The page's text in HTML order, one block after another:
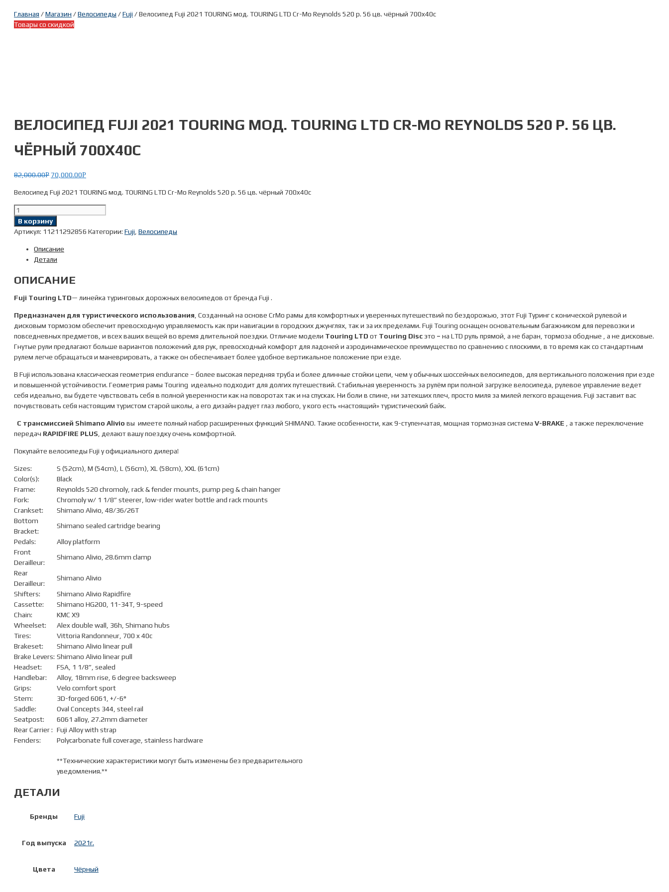
Главная /Магазин /Велосипеды /Fuji / Велосипед Fuji 2021 TOURING мод. TOURING LTD Cr-Mo Reynolds 520 р. 56 цв. чёрный 700x40c
Товары со скидкой
ВЕЛОСИПЕД FUJI 2021 TOURING МОД. TOURING LTD CR-MO REYNOLDS 520 Р. 56 ЦВ.
ЧЁРНЫЙ 700X40C
82,000.00Р 70,000.00Р
Велосипед Fuji 2021 TOURING мод. TOURING LTD Cr-Mo Reynolds 520 р. 56 цв. чёрный 700x40c
Количество
товара
Велосипед
2021
TOURING
TOURING
Cr-
Mo
Reynolds
520
р.
56
чёрный
700x40c
В корзину
Артикул: 11211292856 Категории: Fuji Велосипеды
Описание
Детали
ОПИСАНИЕ
Fuji Touring LTD— линейка туринговых дорожных велосипедов от бренда Fuji .
Предназначен для туристического использования, Созданный на основе CrMo рамы для комфортных и уверенных путешествий по бездорожью, этот Fuji Туринг с конической рулевой и
дисковым тормозом обеспечит превосходную управляемость как при навигации в городских джунглях, так и за их пределами. Fuji Touring оснащен основательным багажником для перевозки и
повседневных предметов, и всех ваших вещей во время длительной поездки. Отличие модели Touring LTD от Touring Discэто – на LTD руль прямой, а не баран, тормоза ободные , а не дисковые.
Гнутые рули предлагают больше вариантов положений для рук, превосходный комфорт для ладоней и аэродинамическое преимущество по сравнению с плоскими, в то время как со стандартным
рулем легче обращаться и маневрировать, а также он обеспечивает более удобное вертикальное положение при езде.
В Fuji использована классическая геометрия endurance – более высокая передняя труба и более длинные стойки цепи, чем у обычных шоссейных велосипедов, для вертикального положения при езде
и повышенной устойчивости. Геометрия рамы Touring идеально подходит для долгих путешествий. Стабильная уверенность за рулём при полной загрузке велосипеда, рулевое управление ведет
себя идеально, вы будете чувствовать себя в полной уверенности как на поворотах так и на спусках. Ни боли в спине, ни затекших плеч, просто миля за милей легкого вращения. Fuji заставит вас
почувствовать себя настоящим туристом старой школы, а его дизайн радует глаз любого, у кого есть «настоящий» туристический байк.
С трансмиссией Shimano Alivio вы имеете полный набор расширенных функций SHIMANO. Такие особенности, как 9-ступенчатая, мощная тормозная система V-BRAKE , а также переключение
передач RAPIDFIRE PLUS, делают вашу поездку очень комфортной.
Покупайте велосипеды Fuji у официального дилера!
Sizes:
S (52cm), M (54cm), L (56cm), XL (58cm), XXL (61cm)
Color(s):
Black
Frame:
Reynolds 520 chromoly, rack & fender mounts, pump peg & chain hanger
Fork:
Chromoly w/ 1 1/8” steerer, low-rider water bottle and rack mounts
Crankset:
Shimano Alivio, 48/36/26T
Bottom
Bracket:
Shimano sealed cartridge bearing
Pedals:
Alloy platform
Front
Derailleur:
Shimano Alivio, 28.6mm clamp
Rear
Derailleur:
Shimano Alivio
Shifters:
Shimano Alivio Rapidfire
Cassette:
Shimano HG200, 11-34T, 9-speed
Chain:
KMC X9
Wheelset:
Alex double wall, 36h, Shimano hubs
Tires:
Vittoria Randonneur, 700 x 40c
Brakeset:
Shimano Alivio linear pull
Brake Levers: Shimano Alivio linear pull
Headset:
FSA, 1 1/8”, sealed
Handlebar:
Alloy, 18mm rise, 6 degree backsweep
Grips:
Velo comfort sport
Stem:
3D-forged 6061, +/-6°
Saddle:
Oval Concepts 344, steel rail
Seatpost:
6061 alloy, 27.2mm diameter
Rear Carrier : Fuji Alloy with strap
Fenders:
Polycarbonate full coverage, stainless hardware
**Технические характеристики могут быть изменены без предварительного
уведомления.**
ДЕТАЛИ
Бренды Fuji
Год выпуска 2021г.
Цвета Чёрный